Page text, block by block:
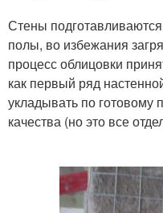
Стены
полы, во избежания
процесс облицовки
как первый ряд
укладывать по готовому
качества (но это все